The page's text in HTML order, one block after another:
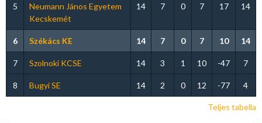
5
Neumann János Egyetem
Kecskemét
14 7 0 7 17 14
6 Székács KE 14 7 0 7 10 14
7 Szolnoki KCSE 14 3 1 10 -47 7
8 Bugyi SE 14 2 0 12 -77 4
Teljes tabella